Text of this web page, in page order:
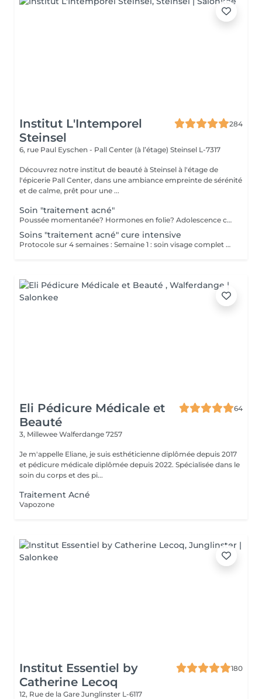
Institut L'Intemporel
Steinsel
284
6, rue Paul Eyschen - Pall Center (à l’étage) Steinsel L-7317
Découvrez notre institut de beauté à Steinsel à l'étage de
l'épicerie Pall Center, dans une ambiance empreinte de sérénité
et de calme, prêt pour une ...
Soin "traitement acné"
Poussée momentanée? Hormones en folie? Adolescence compliquée? Ce soin est pour vous. Le soin visage complet comprend un nettoyage en profondeur de la peau avec vapeur et extraction des comédons, un léger massage suivi de 20' de traitement. LED et un masque apaisant ou purifiant. Le soin flash est conseillé en entretien suite à un soin complet, entre 2 soins par exemple ou si acné plus tenace. Il comprend un nettoyage du visage, un léger massage et le traitement LED 20'. Pourquoi la LED? La puissance de la lumière LED bleue agit rapidement et efficacement pour éliminer l'acné, les imperfections et l'inflammation existantes, sans dessécher la peau. Elle régule également la production de sébum pour prévenir de futures éruptions cutanées, laissant votre peau claire, saine et lisse.
Soins "traitement acné" cure intensive
Protocole sur 4 semaines : Semaine 1 : soin visage complet + un soin flash (espacé de 2 jours minimum) Semaine 2 / 3 et 4 : 2 soins flash (espacé de 2 jours minimum) Descriptif complet : voir "Soin traitement acné"
Eli Pédicure Médicale et
Beauté
64
3, Millewee Walferdange 7257
Je m'appelle Eliane, je suis esthéticienne diplômée depuis 2017
et pédicure médicale diplômée depuis 2022. Spécialisée dans le
soin du corps et des pi...
Traitement Acné
Vapozone
Institut Essentiel by
Catherine Lecoq
180
12, Rue de la Gare Junglinster L-6117